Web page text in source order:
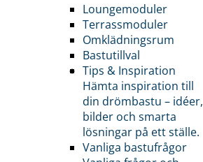
Loungemoduler
Terrassmoduler
Omklädningsrum
Bastutillval
Tips & Inspiration
Hämta inspiration till
din drömbastu – idéer,
bilder och smarta
lösningar på ett ställe.
Vanliga bastufrågor